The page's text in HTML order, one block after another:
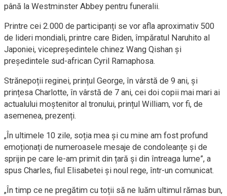
până la Westminster Abbey pentru funeralii.
Printre cei 2.000 de participanți se vor afla aproximativ 500
de lideri mondiali, printre care Biden, împăratul Naruhito al
Japoniei, vicepreședintele chinez Wang Qishan și
președintele sud-african Cyril Ramaphosa.
Strănepoții reginei, prințul George, în vârstă de 9 ani, și
prințesa Charlotte, în vârstă de 7 ani, cei doi copii mai mari ai
actualului moștenitor al tronului, prințul William, vor fi, de
asemenea, prezenți.
„În ultimele 10 zile, soția mea și cu mine am fost profund
emoționați de numeroasele mesaje de condoleanțe și de
sprijin pe care le-am primit din țară și din întreaga lume”, a
spus Charles, fiul Elisabetei și noul rege, într-un comunicat.
„În timp ce ne pregătim cu toții să ne luăm ultimul rămas bun,